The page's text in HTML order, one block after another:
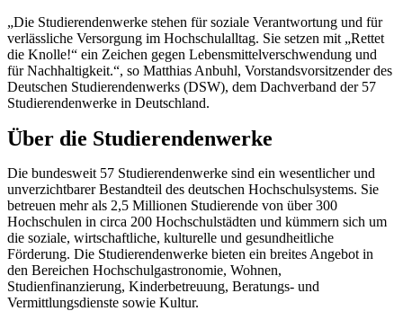
„Die Studierendenwerke stehen für soziale Verantwortung und für
verlässliche Versorgung im Hochschulalltag. Sie setzen mit „Rettet
die Knolle!“ ein Zeichen gegen Lebensmittelverschwendung und
für Nachhaltigkeit.“, so Matthias Anbuhl, Vorstandsvorsitzender des
Deutschen Studierendenwerks (DSW), dem Dachverband der 57
Studierendenwerke in Deutschland.
Über die Studierendenwerke
Die bundesweit 57 Studierendenwerke sind ein wesentlicher und
unverzichtbarer Bestandteil des deutschen Hochschulsystems. Sie
betreuen mehr als 2,5 Millionen Studierende von über 300
Hochschulen in circa 200 Hochschulstädten und kümmern sich um
die soziale, wirtschaftliche, kulturelle und gesundheitliche
Förderung. Die Studierendenwerke bieten ein breites Angebot in
den Bereichen Hochschulgastronomie, Wohnen,
Studienfinanzierung, Kinderbetreuung, Beratungs- und
Vermittlungsdienste sowie Kultur.